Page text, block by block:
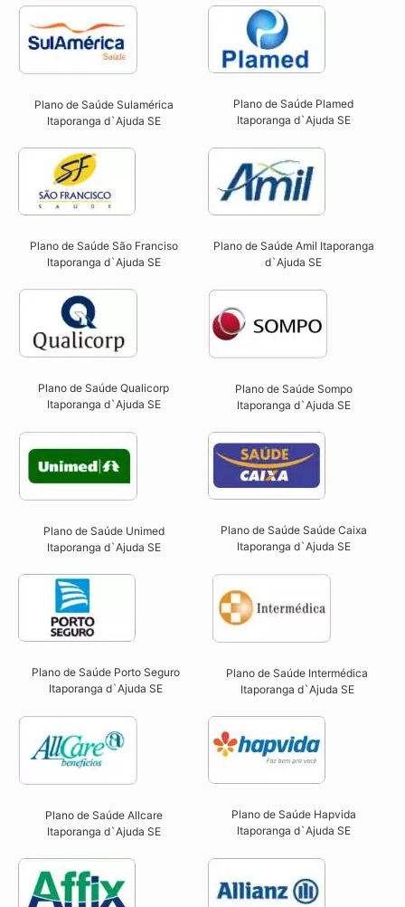
Plano de Saúde Sulamérica
Itaporanga d`Ajuda SE
Plano de Saúde Plamed
Itaporanga d`Ajuda SE​
Plano de Saúde São Franciso
Itaporanga d`Ajuda SE​
Plano de Saúde Amil Itaporanga
d`Ajuda SE
Plano de Saúde Qualicorp
Itaporanga d`Ajuda SE​
Plano de Saúde Sompo
Itaporanga d`Ajuda SE​
Plano de Saúde Unimed
Itaporanga d`Ajuda SE
Plano de Saúde Saúde Caixa
Itaporanga d`Ajuda SE​
Plano de Saúde Porto Seguro
Itaporanga d`Ajuda SE​
Plano de Saúde Intermédica
Itaporanga d`Ajuda SE​
Plano de Saúde Allcare
Itaporanga d`Ajuda SE​
Plano de Saúde Hapvida
Itaporanga d`Ajuda SE​